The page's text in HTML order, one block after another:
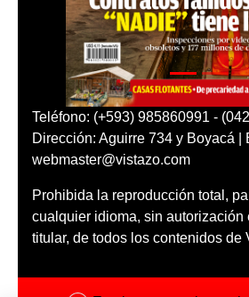
Teléfono: (+593) 985860991 -
Dirección: Aguirre 734 y Boyacá |
webmaster@vistazo.com
Prohibida la reproducción total,
cualquier idioma, sin autorización
titular, de todos los contenidos de